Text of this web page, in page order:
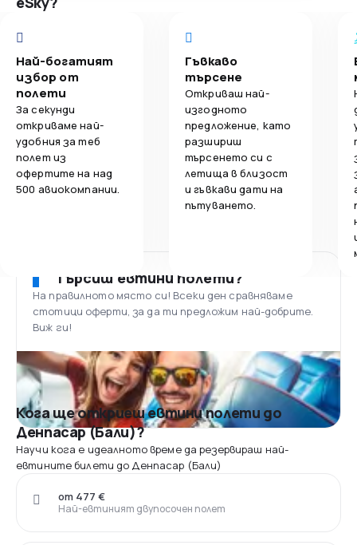
Най-богатият
избор от
полети
За секунди
откриваме най-
удобния за теб
полет из
офертите на над
500 авиокомпании.
Гъвкаво
търсене
Откриваш най-
изгодното
предложение, като
разшириш
търсенето си с
летища в близост
и гъвкави дати на
пътуването.
Търсиш евтини полети?
На правилното място си! Всеки ден сравняваме
стотици оферти, за да ти предложим най-добрите.
Виж ги!
Кога ще откриеш евтини полети до
Денпасар (Бали)?
Научи кога е идеалното време да резервираш най-
евтините билети до Денпасар (Бали)
Най-евтиният двупосочен полет
от 477 €